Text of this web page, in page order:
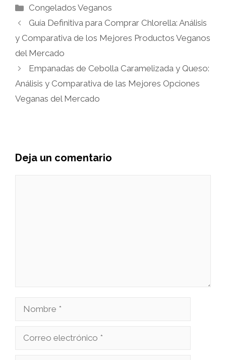
Categorías
Congelados Veganos
Guía Definitiva para Comprar Chlorella: Análisis
y Comparativa de los Mejores Productos Veganos
del Mercado
Empanadas de Cebolla Caramelizada y Queso:
Análisis y Comparativa de las Mejores Opciones
Veganas del Mercado
Deja un comentario
Nombre
Correo